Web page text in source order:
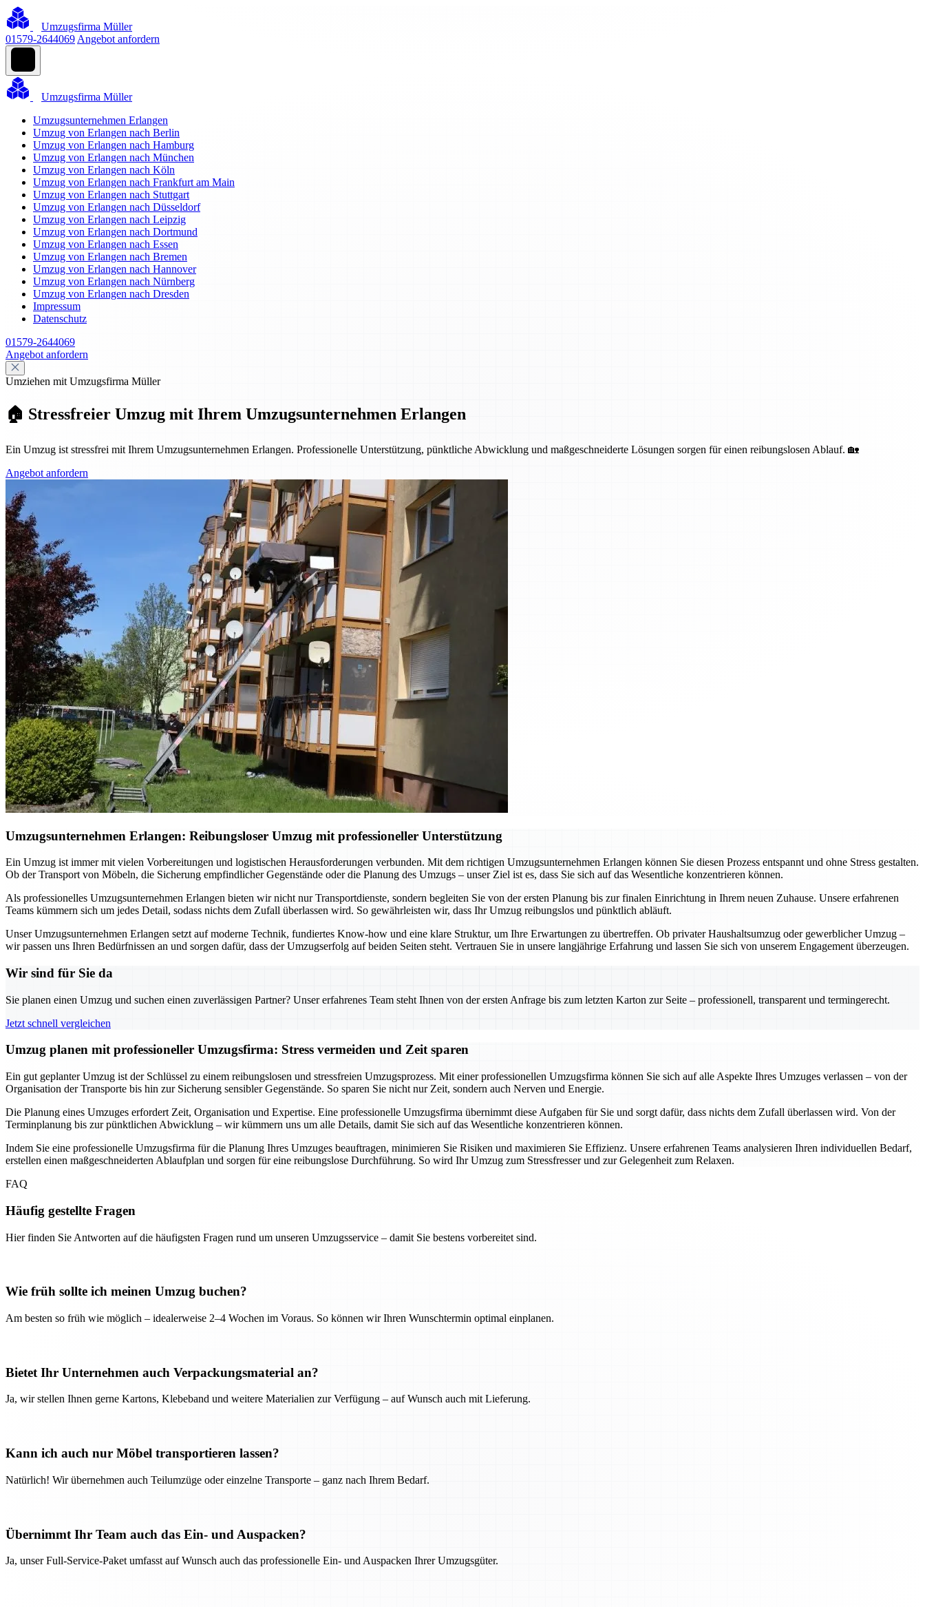
Umzugsfirma Müller
01579-2644069 Angebot anfordern
Umzugsfirma Müller
Umzugsunternehmen Erlangen
Umzug von Erlangen nach Berlin
Umzug von Erlangen nach Hamburg
Umzug von Erlangen nach München
Umzug von Erlangen nach Köln
Umzug von Erlangen nach Frankfurt am Main
Umzug von Erlangen nach Stuttgart
Umzug von Erlangen nach Düsseldorf
Umzug von Erlangen nach Leipzig
Umzug von Erlangen nach Dortmund
Umzug von Erlangen nach Essen
Umzug von Erlangen nach Bremen
Umzug von Erlangen nach Hannover
Umzug von Erlangen nach Nürnberg
Umzug von Erlangen nach Dresden
Impressum
Datenschutz
01579-2644069
Angebot anfordern
Umziehen mit Umzugsfirma Müller
🏠 Stressfreier Umzug mit Ihrem Umzugsunternehmen Erlangen
Ein Umzug ist stressfrei mit Ihrem Umzugsunternehmen Erlangen. Professionelle Unterstützung, pünktliche Abwicklung und maßgeschneiderte Lösungen sorgen für einen reibungslosen Ablauf. 🏡
Angebot anfordern
Umzugsunternehmen Erlangen: Reibungsloser Umzug mit professioneller Unterstützung
Ein Umzug ist immer mit vielen Vorbereitungen und logistischen Herausforderungen verbunden. Mit dem richtigen Umzugsunternehmen Erlangen können Sie diesen Prozess entspannt und ohne Stress gestalten.
Ob der Transport von Möbeln, die Sicherung empfindlicher Gegenstände oder die Planung des Umzugs – unser Ziel ist es, dass Sie sich auf das Wesentliche konzentrieren können.
Als professionelles Umzugsunternehmen Erlangen bieten wir nicht nur Transportdienste, sondern begleiten Sie von der ersten Planung bis zur finalen Einrichtung in Ihrem neuen Zuhause. Unsere erfahrenen
Teams kümmern sich um jedes Detail, sodass nichts dem Zufall überlassen wird. So gewährleisten wir, dass Ihr Umzug reibungslos und pünktlich abläuft.
Unser Umzugsunternehmen Erlangen setzt auf moderne Technik, fundiertes Know-how und eine klare Struktur, um Ihre Erwartungen zu übertreffen. Ob privater Haushaltsumzug oder gewerblicher Umzug –
wir passen uns Ihren Bedürfnissen an und sorgen dafür, dass der Umzugserfolg auf beiden Seiten steht. Vertrauen Sie in unsere langjährige Erfahrung und lassen Sie sich von unserem Engagement überzeugen.
Wir sind für Sie da
Sie planen einen Umzug und suchen einen zuverlässigen Partner? Unser erfahrenes Team steht Ihnen von der ersten Anfrage bis zum letzten Karton zur Seite – professionell, transparent und termingerecht.
Jetzt schnell vergleichen
Umzug planen mit professioneller Umzugsfirma: Stress vermeiden und Zeit sparen
Ein gut geplanter Umzug ist der Schlüssel zu einem reibungslosen und stressfreien Umzugsprozess. Mit einer professionellen Umzugsfirma können Sie sich auf alle Aspekte Ihres Umzuges verlassen – von der
Organisation der Transporte bis hin zur Sicherung sensibler Gegenstände. So sparen Sie nicht nur Zeit, sondern auch Nerven und Energie.
Die Planung eines Umzuges erfordert Zeit, Organisation und Expertise. Eine professionelle Umzugsfirma übernimmt diese Aufgaben für Sie und sorgt dafür, dass nichts dem Zufall überlassen wird. Von der
Terminplanung bis zur pünktlichen Abwicklung – wir kümmern uns um alle Details, damit Sie sich auf das Wesentliche konzentrieren können.
Indem Sie eine professionelle Umzugsfirma für die Planung Ihres Umzuges beauftragen, minimieren Sie Risiken und maximieren Sie Effizienz. Unsere erfahrenen Teams analysieren Ihren individuellen Bedarf,
erstellen einen maßgeschneiderten Ablaufplan und sorgen für eine reibungslose Durchführung. So wird Ihr Umzug zum Stressfresser und zur Gelegenheit zum Relaxen.
FAQ
Häufig gestellte Fragen
Hier finden Sie Antworten auf die häufigsten Fragen rund um unseren Umzugsservice – damit Sie bestens vorbereitet sind.
Wie früh sollte ich meinen Umzug buchen?
Am besten so früh wie möglich – idealerweise 2–4 Wochen im Voraus. So können wir Ihren Wunschtermin optimal einplanen.
Bietet Ihr Unternehmen auch Verpackungsmaterial an?
Ja, wir stellen Ihnen gerne Kartons, Klebeband und weitere Materialien zur Verfügung – auf Wunsch auch mit Lieferung.
Kann ich auch nur Möbel transportieren lassen?
Natürlich! Wir übernehmen auch Teilumzüge oder einzelne Transporte – ganz nach Ihrem Bedarf.
Übernimmt Ihr Team auch das Ein- und Auspacken?
Ja, unser Full-Service-Paket umfasst auf Wunsch auch das professionelle Ein- und Auspacken Ihrer Umzugsgüter.